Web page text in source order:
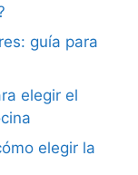
guía para
elegir el
elegir la